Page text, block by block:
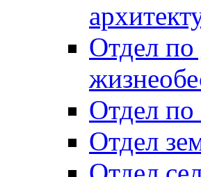
Отдел
Отдел по
Отдел